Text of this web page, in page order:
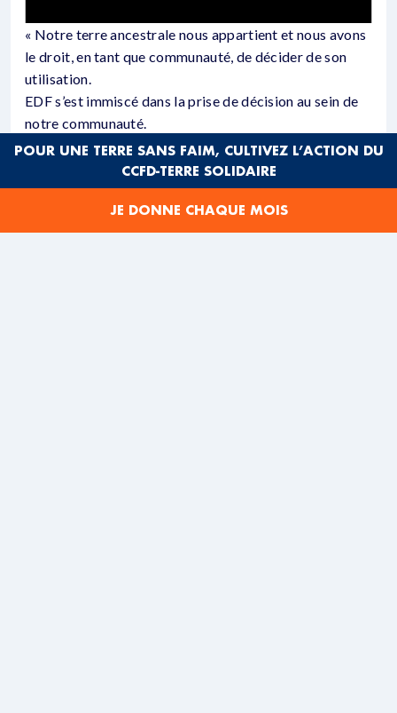
« Notre terre ancestrale nous appartient et nous avons
le droit, en tant que communauté, de décider de son
utilisation.
EDF s’est immiscé dans la prise de décision au sein de
notre communauté.
Nous demandons à EDF de suspendre le projet tant
qu’aucune consultation libre et préalable n’a eu lieu et
que nous ayons – ou non – donné notre consentement
POUR UNE TERRE SANS FAIM, CULTIVEZ L’ACTION DU
CCFD-TERRE SOLIDAIRE
JE DONNE CHAQUE MOIS